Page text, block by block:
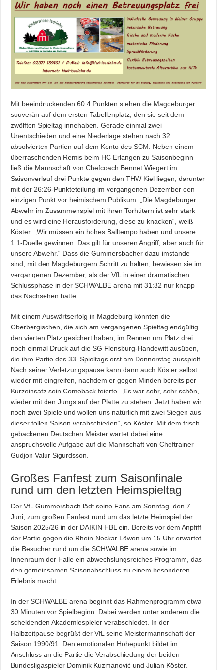
Mit beeindruckenden 60:4 Punkten stehen die Magdeburger
souverän auf dem ersten Tabellenplatz, den sie seit dem
zwölften Spieltag innehaben. Gerade einmal zwei
Unentschieden und eine Niederlage stehen nach 32
absolvierten Partien auf dem Konto des SCM. Neben einem
überraschenden Remis beim HC Erlangen zu Saisonbeginn
ließ die Mannschaft von Chefcoach Bennet Wiegert im
Saisonverlauf drei Punkte gegen den THW Kiel liegen, darunter
mit der 26:26-Punkteteilung im vergangenen Dezember den
einzigen Punkt vor heimischem Publikum. „Die Magdeburger
Abwehr im Zusammenspiel mit ihren Torhütern ist sehr stark
und es wird eine Herausforderung, diese zu knacken“, weiß
Köster: „Wir müssen ein hohes Balltempo haben und unsere
1:1-Duelle gewinnen. Das gilt für unseren Angriff, aber auch für
unsere Abwehr.“ Dass die Gummersbacher dazu imstande
sind, mit den Magdeburgern Schritt zu halten, bewiesen sie im
vergangenen Dezember, als der VfL in einer dramatischen
Schlussphase in der SCHWALBE arena mit 31:32 nur knapp
das Nachsehen hatte.
Mit einem Auswärtserfolg in Magdeburg könnten die
Oberbergischen, die sich am vergangenen Spieltag endgültig
den vierten Platz gesichert haben, im Rennen um Platz drei
noch einmal Druck auf die SG Flensburg-Handewitt ausüben,
die ihre Partie des 33. Spieltags erst am Donnerstag ausspielt.
Nach seiner Verletzungspause kann dann auch Köster selbst
wieder mit eingreifen, nachdem er gegen Minden bereits per
Kurzeinsatz sein Comeback feierte. „Es war sehr, sehr schön,
wieder mit den Jungs auf der Platte zu stehen. Jetzt haben wir
noch zwei Spiele und wollen uns natürlich mit zwei Siegen aus
dieser tollen Saison verabschieden“, so Köster. Mit dem frisch
gebackenen Deutschen Meister wartet dabei eine
anspruchsvolle Aufgabe auf die Mannschaft von Cheftrainer
Gudjon Valur Sigurdsson.
Großes Fanfest zum Saisonfinale
rund um den letzten Heimspieltag
Der VfL Gummersbach lädt seine Fans am Sonntag, den 7.
Juni, zum großen Fanfest rund um das letzte Heimspiel der
Saison 2025/26 in der DAIKIN HBL ein. Bereits vor dem Anpfiff
der Partie gegen die Rhein-Neckar Löwen um 15 Uhr erwartet
die Besucher rund um die SCHWALBE arena sowie im
Innenraum der Halle ein abwechslungsreiches Programm, das
den gemeinsamen Saisonabschluss zu einem besonderen
Erlebnis macht.
In der SCHWALBE arena beginnt das Rahmenprogramm etwa
30 Minuten vor Spielbeginn. Dabei werden unter anderem die
scheidenden Akademiespieler verabschiedet. In der
Halbzeitpause begrüßt der VfL seine Meistermannschaft der
Saison 1990/91. Den emotionalen Höhepunkt bildet im
Anschluss an die Partie die Verabschiedung der beiden
Bundesligaspieler Dominik Kuzmanović und Julian Köster.